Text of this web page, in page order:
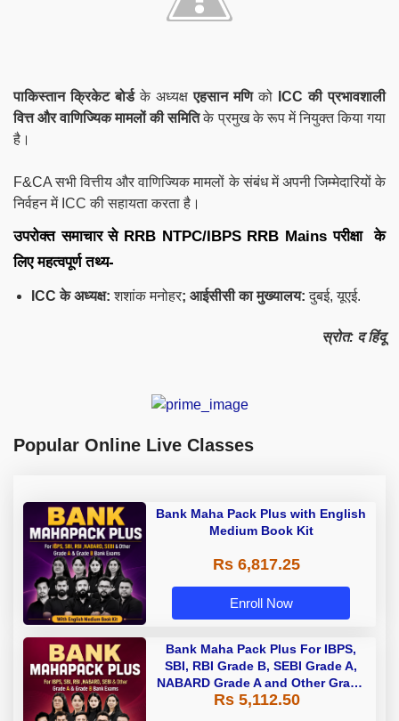
पाकिस्तान क्रिकेट बोर्डके अध्यक्ष एहसान मणिको ICC की प्रभावशाली
वित्त और वाणिज्यिक मामलों की समितिके प्रमुख के रूप में नियुक्त किया गया
है।
F&CA सभी वित्तीय और वाणिज्यिक मामलों के संबंध में अपनी जिम्मेदारियों के
निर्वहन में ICC की सहायता करता है।
उपरोक्त समाचार से RRB NTPC/IBPS RRB Mains परीक्षा के
लिए महत्वपूर्ण तथ्य-
ICC के अध्यक्ष:शशांक मनोहर; आईसीसी का मुख्यालय: दुबई, यूएई.
स्रोत: द हिंदू
Popular Online Live Classes
Bank Maha Pack Plus with English
Medium Book Kit
Rs 6,817.25
Enroll Now
Bank Maha Pack Plus For IBPS,
SBI, RBI Grade B, SEBI Grade A,
NABARD Grade A and Other Grade
A & Grade B Bank Exams
Rs 5,112.50